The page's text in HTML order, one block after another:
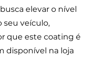
elevar o nível
seu veículo,
que este coating é
disponível na loja